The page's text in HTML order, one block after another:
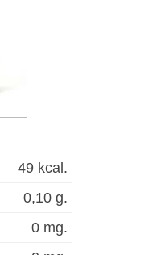
49 kcal.
0,10 g.
0 mg.